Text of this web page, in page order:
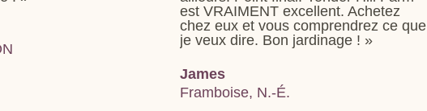
est VRAIMENT excellent. Achetez
chez eux et vous comprendrez ce que
je veux dire. Bon jardinage ! »
James
Framboise, N.-É.